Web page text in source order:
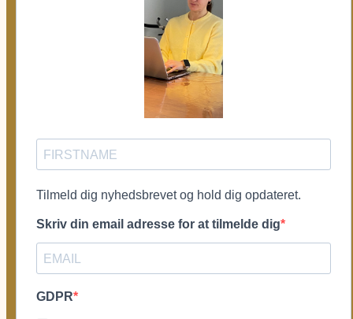
Tilmeld dig nyhedsbrevet og hold dig opdateret.
Skriv din email adresse for at tilmelde dig
GDPR